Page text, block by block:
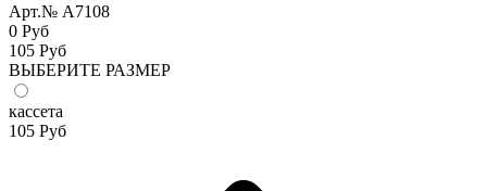
Арт.№ A7108
0 Руб
105 Руб
ВЫБЕРИТЕ РАЗМЕР
кассета
105 Руб